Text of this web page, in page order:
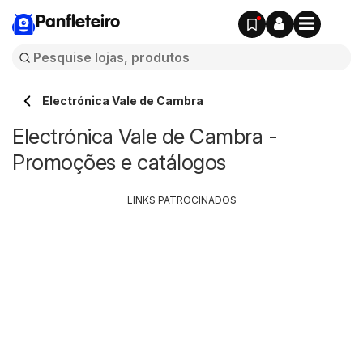
Panfleteiro
Electrónica Vale de Cambra
Electrónica Vale de Cambra -
Promoções e catálogos
LINKS PATROCINADOS